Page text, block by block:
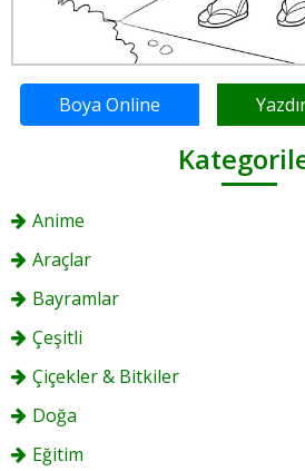
Boya Online
Anime
Araçlar
Bayramlar
Çeşitli
Çiçekler & Bitkiler
Doğa
Eğitim